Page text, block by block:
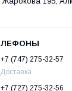
+7 (747) 275-32-57
Доставка
+7 (727) 275-32-56